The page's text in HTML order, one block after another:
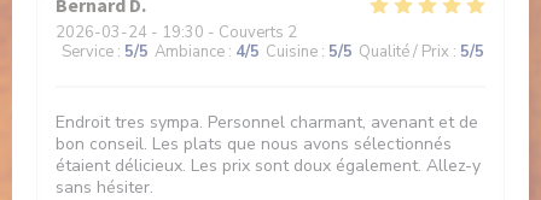
Bernard D
2026-03-24 - 19:30 - Couverts 2
Service : 5/5 Ambiance : 4/5 Cuisine : 5/5 Qualité / Prix : 5/5
Endroit tres sympa. Personnel charmant, avenant et de
bon conseil. Les plats que nous avons sélectionnés
étaient délicieux. Les prix sont doux également. Allez-y
sans hésiter.